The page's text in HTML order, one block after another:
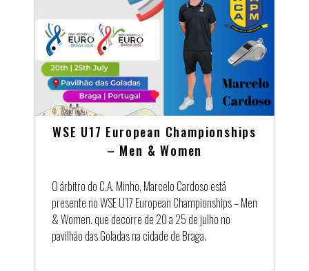
WSE U17 European Championships
– Men & Women
O árbitro do C.A. Minho, Marcelo Cardoso está
presente no WSE U17 European Championships – Men
& Women. que decorre de 20 a 25 de julho no
pavilhão das Goladas na cidade de Braga.